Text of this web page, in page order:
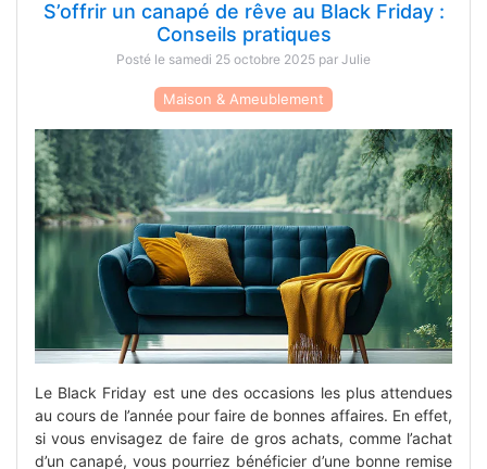
S’offrir un canapé de rêve au Black Friday :
Conseils pratiques
Posté le samedi 25 octobre 2025 par Julie
Maison & Ameublement
Le Black Friday est une des occasions les plus attendues
au cours de l’année pour faire de bonnes affaires. En effet,
si vous envisagez de faire de gros achats, comme l’achat
d’un canapé, vous pourriez bénéficier d’une bonne remise